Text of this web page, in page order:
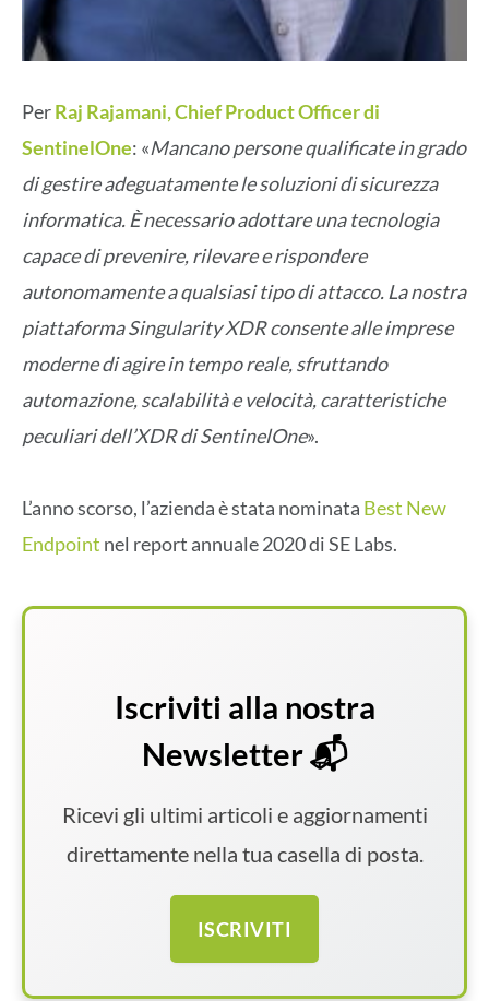
PerRaj Rajamani, Chief Product Officer di
SentinelOne: «Mancano persone qualificate in grado
di gestire adeguatamente le soluzioni di sicurezza
informatica. È necessario adottare una tecnologia
capace di prevenire, rilevare e rispondere
autonomamente a qualsiasi tipo di attacco. La nostra
piattaforma Singularity XDR consente alle imprese
moderne di agire in tempo reale, sfruttando
automazione, scalabilità e velocità, caratteristiche
peculiari dell’XDR di SentinelOne».
L’anno scorso, l’azienda è stata nominata Best New
Endpoint nel report annuale 2020 di SE Labs.
Iscriviti alla nostra
Newsletter 📬
Ricevi gli ultimi articoli e aggiornamenti
direttamente nella tua casella di posta.
ISCRIVITI